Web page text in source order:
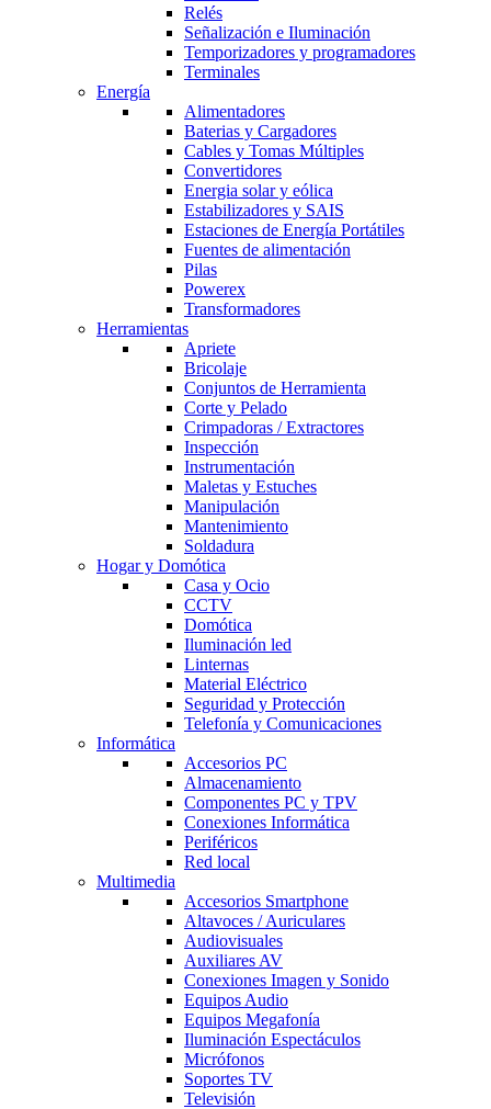
Relés
Señalización e Iluminación
Temporizadores y programadores
Terminales
Energía
Alimentadores
Baterias y Cargadores
Cables y Tomas Múltiples
Convertidores
Energia solar y eólica
Estabilizadores y SAIS
Estaciones de Energía Portátiles
Fuentes de alimentación
Pilas
Powerex
Transformadores
Herramientas
Apriete
Bricolaje
Conjuntos de Herramienta
Corte y Pelado
Crimpadoras / Extractores
Inspección
Instrumentación
Maletas y Estuches
Manipulación
Mantenimiento
Soldadura
Hogar y Domótica
Casa y Ocio
CCTV
Domótica
Iluminación led
Linternas
Material Eléctrico
Seguridad y Protección
Telefonía y Comunicaciones
Informática
Accesorios PC
Almacenamiento
Componentes PC y TPV
Conexiones Informática
Periféricos
Red local
Multimedia
Accesorios Smartphone
Altavoces / Auriculares
Audiovisuales
Auxiliares AV
Conexiones Imagen y Sonido
Equipos Audio
Equipos Megafonía
Iluminación Espectáculos
Micrófonos
Soportes TV
Televisión